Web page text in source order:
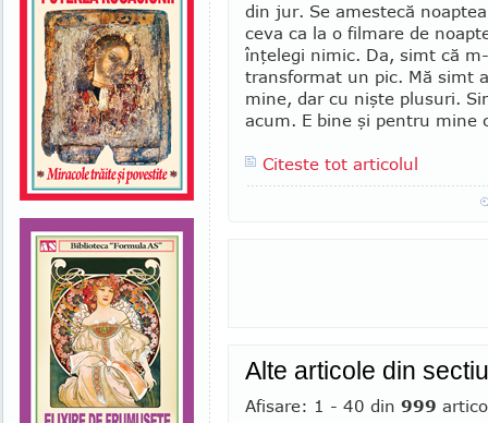
din jur. Se amestecă
ceva ca la o filmare de
înţelegi ni­mic. Da, simt că
transformat un pic. Mă simt
mine, dar cu nişte plusuri.
acum. E bine şi pentru mine
Citeste tot articolul
Alte articole din
Afisare: 1 - 40 din 999